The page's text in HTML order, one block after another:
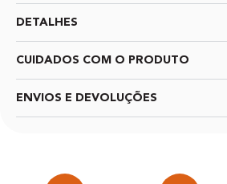
DETALHES
CUIDADOS COM O PRODUTO
ENVIOS E DEVOLUÇÕES